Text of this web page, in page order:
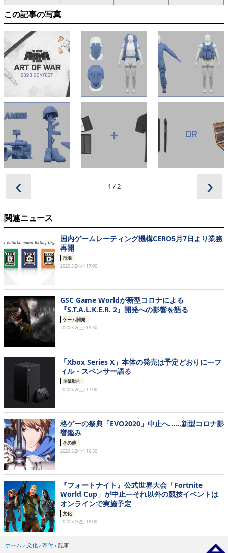
この記事の写真
1 /2
‹ ›
関連ニュース
国内ゲームレーティング機構CERO5月7日より業務
再開
市場
2020.5.5(火) 17:00
GSC Game Worldが新型コロナによる
『S.T.A.L.K.E.R. 2』開発への影響を語る
ゲーム開発
2020.5.2(土) 19:30
「Xbox Series X」本体の発売は予定どおりに―フ
ィル・スペンサー語る
企業動向
2020.5.2(土) 17:00
格ゲーの祭典「EVO2020」中止へ……新型コロナ影
響鑑み
その他
2020.5.2(土) 16:30
『フォートナイト』公式世界大会「Fortnite
World Cup」が中止―それ以外の競技イベントは
オンラインで実施予定
文化
2020.5.1(金) 18:00
ホーム › 文化 › 寄付 › 記事